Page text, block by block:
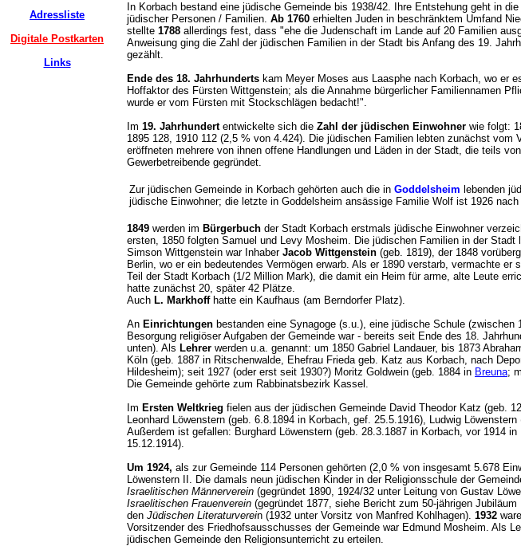
Adressliste
Digitale Postkarten
Links
In Korbach bestand eine jüdische Gemeinde bis 1938/42. Ihre Entstehung geht in die
jüdischer Personen / Familien. Ab 1760 erhielten Juden in beschränktem Umfand
stellte 1788 allerdings fest, dass "ehe die Judenschaft im Lande auf 20 Familien
Anweisung ging die Zahl der jüdischen Familien in der Stadt bis Anfang des 19.
gezählt.
Ende des 18. Jahrhunderts kam Meyer Moses aus Laasphe nach Korbach, wo er
Hoffaktor des Fürsten Wittgenstein; als die Annahme bürgerlicher Familiennamen
wurde er vom Fürsten mit Stockschlägen bedacht!".
Im 19. Jahrhundert entwickelte sich die Zahl der jüdischen Einwohner wie folgt:
1895 128, 1910 112 (2,5 % von 4.424). Die jüdischen Familien lebten zunächst
eröffneten mehrere von ihnen offene Handlungen und Läden in der Stadt, die teils
Gewerbetreibende gegründet.
Zur jüdischen Gemeinde in Korbach gehörten auch die in Goddelsheim lebenden
jüdische Einwohner; die letzte in Goddelsheim ansässige Familie Wolf ist 1926
1849 werden im Bürgerbuch der Stadt Korbach erstmals jüdische Einwohner
ersten, 1850 folgten Samuel und Levy Mosheim. Die jüdischen Familien in der
Simson Wittgenstein war Inhaber Jacob Wittgenstein (geb. 1819), der 1848
Berlin, wo er ein bedeutendes Vermögen erwarb. Als er 1890 verstarb, vermachte
Teil der Stadt Korbach (1/2 Million Mark), die damit ein Heim für arme, alte Leute
hatte zunächst 20, später 42 Plätze.
Auch L. Markhoffhatte ein Kaufhaus (am Berndorfer Platz).
An Einrichtungen bestanden eine Synagoge (s.u.), eine jüdische Schule (zwischen
Besorgung religiöser Aufgaben der Gemeinde war - bereits seit Ende des 18.
unten). Als Lehrer werden u.a. genannt: um 1850 Gabriel Landauer, bis 1873
Köln (geb. 1887 in Ritschenwalde, Ehefrau Frieda geb. Katz aus Korbach, nach
Hildesheim); seit 1927 (oder erst seit 1930?) Moritz Goldwein (geb. 1884 in Breuna;
Die Gemeinde gehörte zum Rabbinatsbezirk Kassel.
Im Ersten Weltkrieg fielen aus der jüdischen Gemeinde David Theodor Katz (geb.
Leonhard Löwenstern (geb. 6.8.1894 in Korbach, gef. 25.5.1916), Ludwig
Außerdem ist gefallen: Burghard Löwenstern (geb. 28.3.1887 in Korbach, vor 1914
15.12.1914).
Um 1924, als zur Gemeinde 114 Personen gehörten (2,0 % von insgesamt 5.678
Löwenstern II. Die damals neun jüdischen Kinder in der Religionsschule der
Israelitischen Männerverein (gegründet 1890, 1924/32 unter Leitung von Gustav
Israelitischen Frauenverein (gegründet 1877, siehe Bericht zum 50-jährigen
den Jüdischen Literaturverein (1932 unter Vorsitz von Manfred Kohlhagen). 1932
Vorsitzender des Friedhofsausschusses der Gemeinde war Edmund Mosheim. Als
jüdischen Gemeinde den Religionsunterricht zu erteilen.